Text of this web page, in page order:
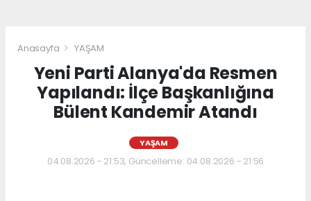
Anasayfa YAŞAM
Yeni Parti Alanya'da Resmen
Yapılandı: İlçe Başkanlığına
Bülent Kandemir Atandı
YAŞAM
04.08.2026 - 21:53, Güncelleme: 04.08.2026 - 21:56